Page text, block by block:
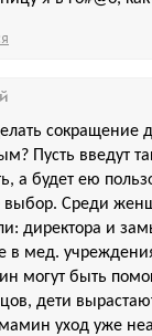
сокращение
Пусть введут
а будет ею
выбор. Среди
директора и
в мед.
могут быть
дети
уход уже